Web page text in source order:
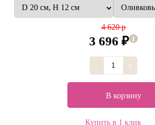
4 620 р
3 696 ₽
- +
В корзину
Купить в 1 клик